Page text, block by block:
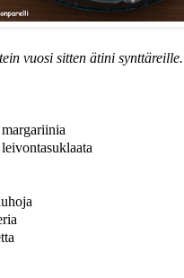
vuosi sitten ätini synttäreille.